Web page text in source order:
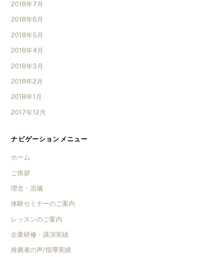
2018年7月
2018年6月
2018年5月
2018年4月
2018年3月
2018年2月
2018年1月
2017年12月
ナビゲーションメニュー
ホーム
ご挨拶
理念・流儀
体験セミナーのご案内
レッスンのご案内
企業研修・講演実績
推薦者の声/指導実績